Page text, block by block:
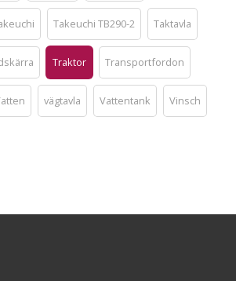
Takeuchi TB290-2 Taktavla
Traktor Transportfordon
vägtavla Vattentank Vinsch